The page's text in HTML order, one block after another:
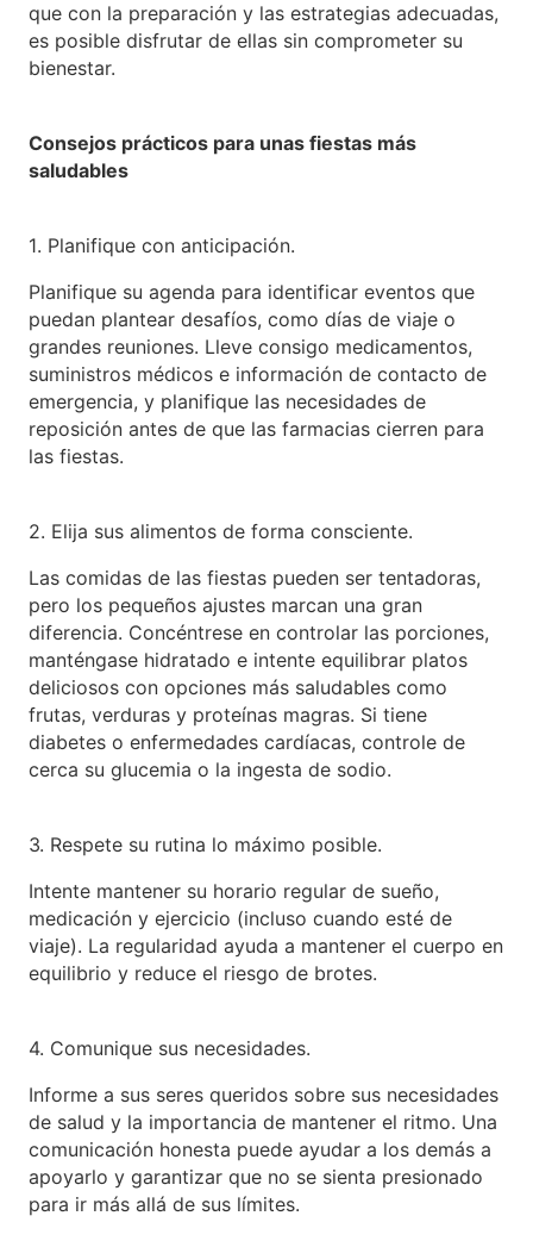
que con la preparación y las estrategias adecuadas,
es posible disfrutar de ellas sin comprometer su
bienestar.
Consejos prácticos para unas fiestas más
saludables
1. Planifique con anticipación.
Planifique su agenda para identificar eventos que
puedan plantear desafíos, como días de viaje o
grandes reuniones. Lleve consigo medicamentos,
suministros médicos e información de contacto de
emergencia, y planifique las necesidades de
reposición antes de que las farmacias cierren para
las fiestas.
2. Elija sus alimentos de forma consciente.
Las comidas de las fiestas pueden ser tentadoras,
pero los pequeños ajustes marcan una gran
diferencia. Concéntrese en controlar las porciones,
manténgase hidratado e intente equilibrar platos
deliciosos con opciones más saludables como
frutas, verduras y proteínas magras. Si tiene
diabetes o enfermedades cardíacas, controle de
cerca su glucemia o la ingesta de sodio.
3. Respete su rutina lo máximo posible.
Intente mantener su horario regular de sueño,
medicación y ejercicio (incluso cuando esté de
viaje). La regularidad ayuda a mantener el cuerpo en
equilibrio y reduce el riesgo de brotes.
4. Comunique sus necesidades.
Informe a sus seres queridos sobre sus necesidades
de salud y la importancia de mantener el ritmo. Una
comunicación honesta puede ayudar a los demás a
apoyarlo y garantizar que no se sienta presionado
para ir más allá de sus límites.